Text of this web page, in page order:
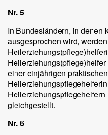
Nr. 5
In Bundesländern, in denen
ausgesprochen wird, werden
einer einjährigen
gleichgestellt.
Nr. 6